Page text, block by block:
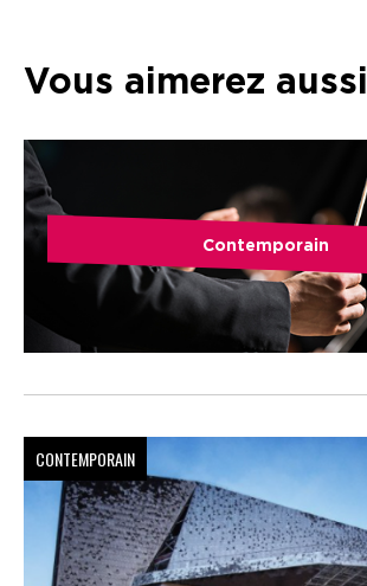
Vous aimerez aussi
Contemporain
CONTEMPORAIN